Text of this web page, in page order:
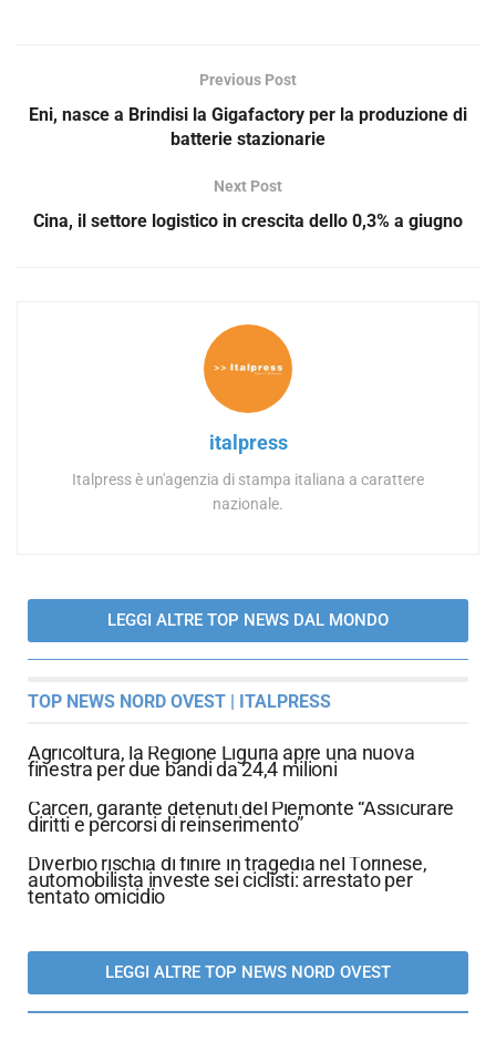
Previous Post
Eni, nasce a Brindisi la Gigafactory per la produzione di
batterie stazionarie
Next Post
Cina, il settore logistico in crescita dello 0,3% a giugno
italpress
Italpress è un'agenzia di stampa italiana a carattere
nazionale.
LEGGI ALTRE TOP NEWS DAL MONDO
TOP NEWS NORD OVEST | ITALPRESS
Agricoltura, la Regione Liguria apre una nuova
finestra per due bandi da 24,4 milioni
Carceri, garante detenuti del Piemonte “Assicurare
diritti e percorsi di reinserimento”
Diverbio rischia di finire in tragedia nel Torinese,
automobilista investe sei ciclisti: arrestato per
tentato omicidio
LEGGI ALTRE TOP NEWS NORD OVEST